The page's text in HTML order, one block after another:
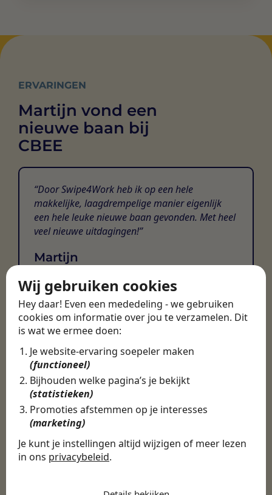
Wij gebruiken cookies
Hey daar! Even een mededeling - we gebruiken
cookies om informatie over jou te verzamelen. Dit
is wat we ermee doen:
Je website-ervaring soepeler maken
(functioneel)
Bijhouden welke pagina’s je bekijkt
(statistieken)
Promoties afstemmen op je interesses
(marketing)
Je kunt je instellingen altijd wijzigen of meer lezen
in ons privacybeleid.
ERVARINGEN
Martijn vond een
nieuwe baan bij
CBEE
Door Swipe4Work heb ik op een hele
makkelijke, laagdrempelige manier eigenlijk
een hele leuke nieuwe baan gevonden. Met heel
veel nieuwe uitdagingen!
Martijn
Certinia Consultant